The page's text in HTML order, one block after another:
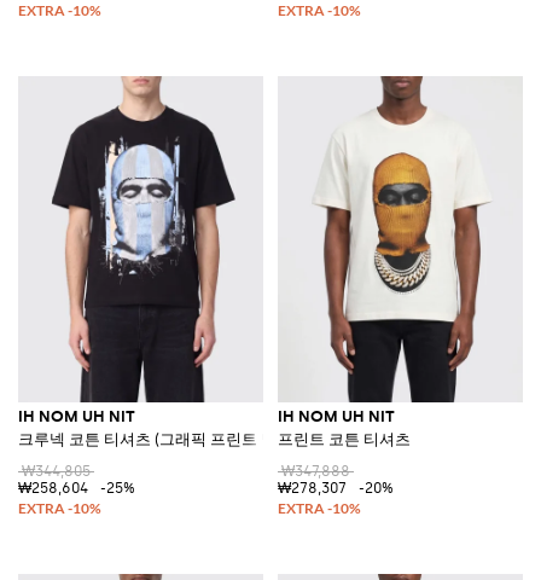
IH NOM UH NIT
크루넥 코튼 티셔츠 (그래픽 프린트 및 슬로건)
₩344,805
₩258,604
-25%
IH NOM UH NIT
프린트 코튼 티셔츠
₩347,888
₩278,307
-20%